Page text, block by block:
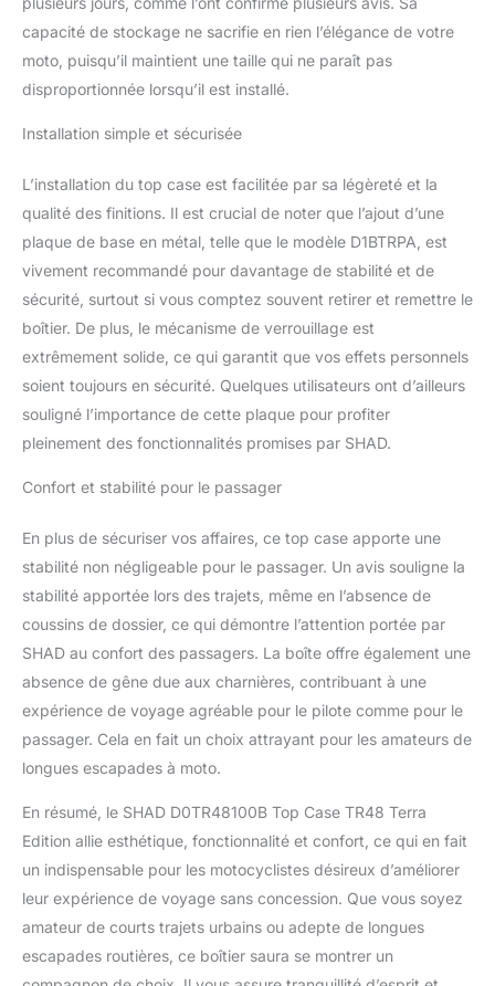
capacité de stockage ne sacrifie en rien l’élégance de votre
moto, puisqu’il maintient une taille qui ne paraît pas
disproportionnée lorsqu’il est installé.
Installation simple et sécurisée
L’installation du top case est facilitée par sa légèreté et la
qualité des finitions. Il est crucial de noter que l’ajout d’une
plaque de base en métal, telle que le modèle D1BTRPA, est
vivement recommandé pour davantage de stabilité et de
sécurité, surtout si vous comptez souvent retirer et remettre le
boîtier. De plus, le mécanisme de verrouillage est
extrêmement solide, ce qui garantit que vos effets personnels
soient toujours en sécurité. Quelques utilisateurs ont d’ailleurs
souligné l’importance de cette plaque pour profiter
pleinement des fonctionnalités promises par SHAD.
Confort et stabilité pour le passager
En plus de sécuriser vos affaires, ce top case apporte une
stabilité non négligeable pour le passager. Un avis souligne la
stabilité apportée lors des trajets, même en l’absence de
coussins de dossier, ce qui démontre l’attention portée par
SHAD au confort des passagers. La boîte offre également une
absence de gêne due aux charnières, contribuant à une
expérience de voyage agréable pour le pilote comme pour le
passager. Cela en fait un choix attrayant pour les amateurs de
longues escapades à moto.
En résumé, le SHAD D0TR48100B Top Case TR48 Terra
Edition allie esthétique, fonctionnalité et confort, ce qui en fait
un indispensable pour les motocyclistes désireux d’améliorer
leur expérience de voyage sans concession. Que vous soyez
amateur de courts trajets urbains ou adepte de longues
escapades routières, ce boîtier saura se montrer un